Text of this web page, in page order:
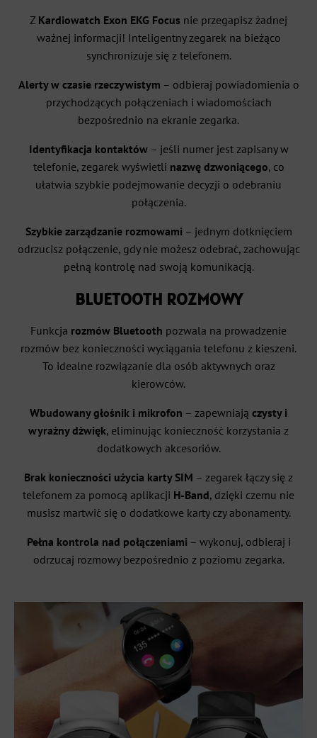
Z Kardiowatch Exon EKG Focus nie przegapisz żadnej
ważnej informacji! Inteligentny zegarek na bieżąco
synchronizuje się z telefonem.
Alerty w czasie rzeczywistym – odbieraj powiadomienia o
przychodzących połączeniach i wiadomościach
bezpośrednio na ekranie zegarka.
Identyfikacja kontaktów– jeśli numer jest zapisany w
telefonie, zegarek wyświetli nazwę dzwoniącego, co
ułatwia szybkie podejmowanie decyzji o odebraniu
połączenia.
Szybkie zarządzanie rozmowami – jednym dotknięciem
odrzucisz połączenie, gdy nie możesz odebrać, zachowując
pełną kontrolę nad swoją komunikacją.
BLUETOOTH ROZMOWY
Funkcja rozmów Bluetooth pozwala na prowadzenie
rozmów bez konieczności wyciągania telefonu z kieszeni.
To idealne rozwiązanie dla osób aktywnych oraz
kierowców.
Wbudowany głośnik i mikrofon – zapewniają czysty i
wyraźny dźwięk, eliminując konieczność korzystania z
dodatkowych akcesoriów.
Brak konieczności użycia karty SIM – zegarek łączy się z
telefonem za pomocą aplikacji H-Band, dzięki czemu nie
musisz martwić się o dodatkowe karty czy abonamenty.
Pełna kontrola nad połączeniami – wykonuj, odbieraj i
odrzucaj rozmowy bezpośrednio z poziomu zegarka.